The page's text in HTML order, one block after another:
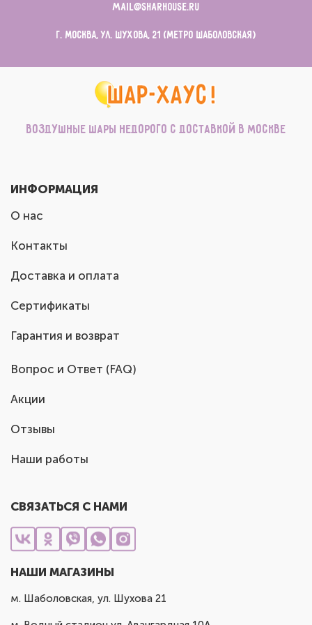
mail@sharhouse.ru
г. Москва, ул. Шухова, 21 (метро Шаболовская)
Воздушные шары недорого с доставкой в Москве
ИНФОРМАЦИЯ
О нас
Контакты
Доставка и оплата
Сертификаты
Гарантия и возврат
Вопрос и Ответ (FAQ)
Акции
Отзывы
Наши работы
СВЯЗАТЬСЯ С НАМИ
НАШИ МАГАЗИНЫ
м. Шаболовская, ул. Шухова 21